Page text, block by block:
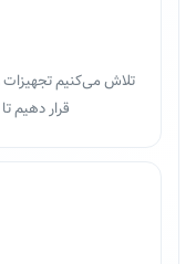
تلاش می‌کنیم تجهیزات
قرار دهیم